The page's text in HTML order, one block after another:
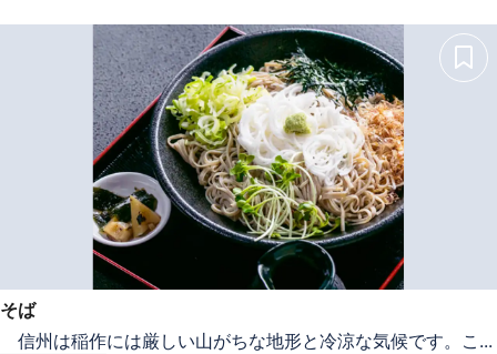
そば
信州は稲作には厳しい山がちな地形と冷涼な気候です。こ...